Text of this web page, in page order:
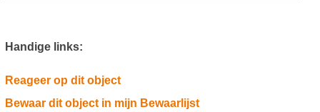
Handige links:
Reageer op dit object
Bewaar dit object in mijn Bewaarlijst